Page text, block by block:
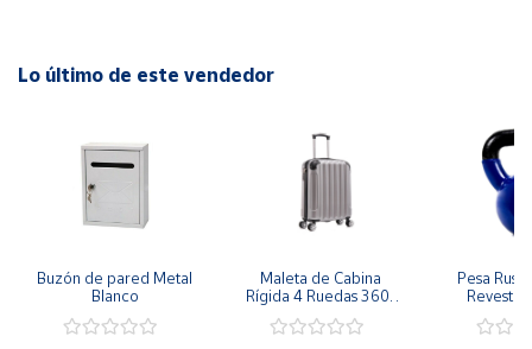
Lo último de este vendedor
Buzón de pared Metal
Blanco
Maleta de Cabina
Rígida 4 Ruedas 360º
37L
Pesa